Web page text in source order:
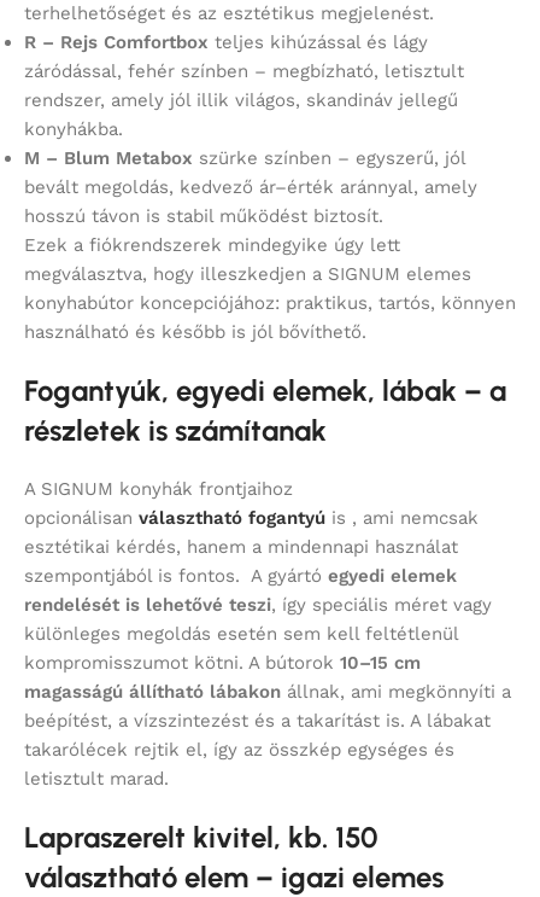
terhelhetőséget és az esztétikus megjelenést.
R – Rejs Comfortbox teljes kihúzással és lágy
záródással, fehér színben – megbízható, letisztult
rendszer, amely jól illik világos, skandináv jellegű
konyhákba.
M – Blum Metabox szürke színben – egyszerű, jól
bevált megoldás, kedvező ár–érték aránnyal, amely
hosszú távon is stabil működést biztosít.
Ezek a fiókrendszerek mindegyike úgy lett
megválasztva, hogy illeszkedjen a SIGNUM elemes
konyhabútor koncepciójához: praktikus, tartós, könnyen
használható és később is jól bővíthető.
Fogantyúk, egyedi elemek, lábak – a
részletek is számítanak
A SIGNUM konyhák frontjaihoz
opcionálisan választható fogantyú is , ami nemcsak
esztétikai kérdés, hanem a mindennapi használat
szempontjából is fontos. A gyártó egyedi elemek
rendelését is lehetővé teszi, így speciális méret vagy
különleges megoldás esetén sem kell feltétlenül
kompromisszumot kötni. A bútorok 10–15 cm
magasságú állítható lábakon állnak, ami megkönnyíti a
beépítést, a vízszintezést és a takarítást is. A lábakat
takarólécek rejtik el, így az összkép egységes és
letisztult marad.
Lapraszerelt kivitel, kb. 150
választható elem – igazi elemes